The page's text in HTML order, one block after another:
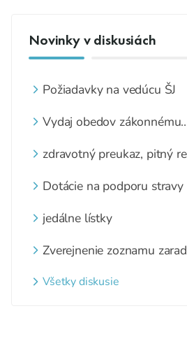
Novinky v diskusiách
Požiadavky na vedúcu ŠJ
Vydaj obedov zákonnému
zdravotný preukaz, pitný
Dotácie na podporu stravy
jedálne lístky
Zverejnenie zoznamu
webovom sídle
Všetky diskusie